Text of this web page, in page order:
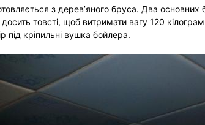
з дерев’яного бруса. Два основних
товсті, щоб витримати вагу 120
під кріпильні вушка бойлера.